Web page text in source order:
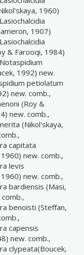
1960)
1907)
& Farooqi, 1984)
1992) new.
petiolatum
new. comb.,
(Roy &
new. comb.,
(Nikol'skaya,
capitata
new. comb.,
levis
new. comb.,
bardiensis (Masi,
benoisti (Steffan,
capensis
new. comb.,
clypeata(Boucek,